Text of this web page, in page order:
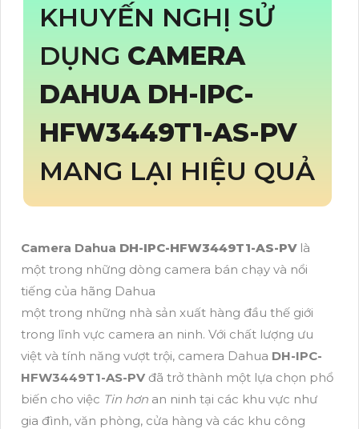
KHUYẾN NGHỊ SỬ
DỤNG CAMERA
DAHUA DH-IPC-
HFW3449T1-AS-PV
MANG LẠI HIỆU QUẢ
Camera Dahua DH-IPC-HFW3449T1-AS-PV là
một trong những dòng camera bán chạy và nổi
tiếng của hãng Dahua
một trong những nhà sản xuất hàng đầu thế giới
trong lĩnh vực camera an ninh. Với chất lượng ưu
việt và tính năng vượt trội, camera Dahua DH-IPC-
HFW3449T1-AS-PV đã trở thành một lựa chọn phổ
biến cho việc Tin hơn an ninh tại các khu vực như
gia đình, văn phòng, cửa hàng và các khu công